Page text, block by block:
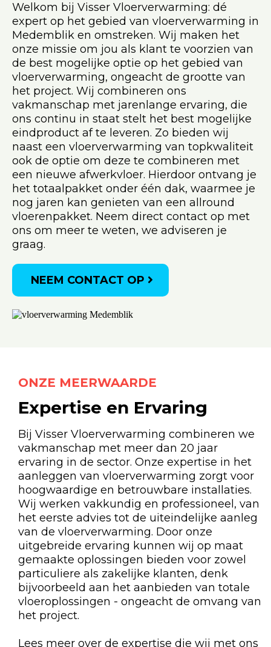
Welkom bij Visser Vloerverwarming: dé
expert op het gebied van vloerverwarming in
Medemblik en omstreken. Wij maken het
onze missie om jou als klant te voorzien van
de best mogelijke optie op het gebied van
vloerverwarming, ongeacht de grootte van
het project. Wij combineren ons
vakmanschap met jarenlange ervaring, die
ons continu in staat stelt het best mogelijke
eindproduct af te leveren. Zo bieden wij
naast een vloerverwarming van topkwaliteit
ook de optie om deze te combineren met
een nieuwe afwerkvloer. Hierdoor ontvang je
het totaalpakket onder één dak, waarmee je
nog jaren kan genieten van een allround
vloerenpakket. Neem direct contact op met
ons om meer te weten, we adviseren je
graag.
NEEM CONTACT OP
ONZE MEERWAARDE
Expertise en Ervaring
Bij Visser Vloerverwarming combineren we
vakmanschap met meer dan 20 jaar
ervaring in de sector. Onze expertise in het
aanleggen van vloerverwarming zorgt voor
hoogwaardige en betrouwbare installaties.
Wij werken vakkundig en professioneel, van
het eerste advies tot de uiteindelijke aanleg
van de vloerverwarming. Door onze
uitgebreide ervaring kunnen wij op maat
gemaakte oplossingen bieden voor zowel
particuliere als zakelijke klanten, denk
bijvoorbeeld aan het aanbieden van totale
vloeroplossingen - ongeacht de omvang van
het project.
Lees meer over de expertise die wij met ons